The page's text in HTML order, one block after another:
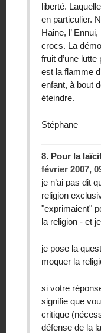
liberté.
en particulier.
Haine, l’
crocs. La
fruit d’une
est la flamme
enfant, à bout
éteindre.
Stéphane
8. Pour la
février 2007,
je n’ai pas dit
religion
"exprimaient"
la religion - et
je pose la
moquer la
si votre
signifie que
critique
défense de la